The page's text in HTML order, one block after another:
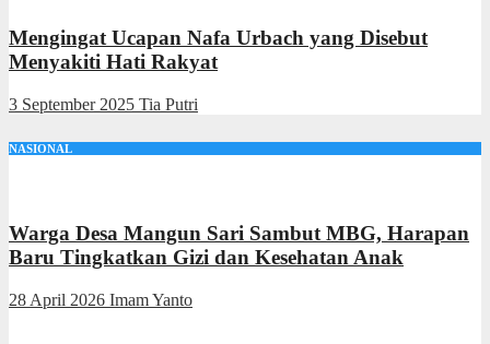
Mengingat Ucapan Nafa Urbach yang Disebut
Menyakiti Hati Rakyat
3 September 2025 Tia Putri
NASIONAL
Warga Desa Mangun Sari Sambut MBG, Harapan
Baru Tingkatkan Gizi dan Kesehatan Anak
28 April 2026 Imam Yanto